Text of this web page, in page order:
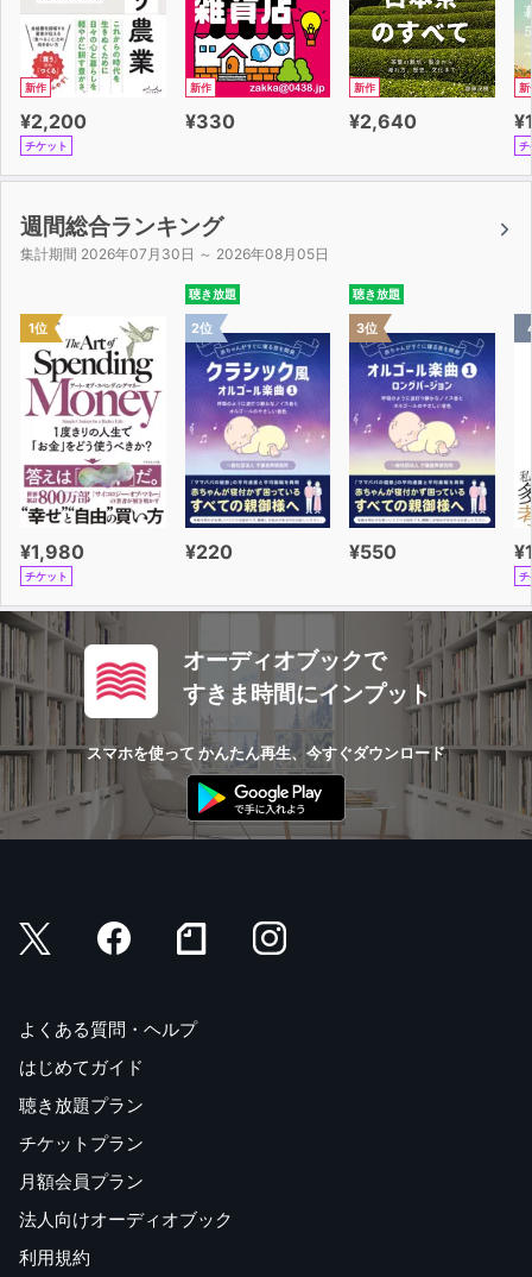
新作
¥2,200
チケット
新作
¥330
新作
¥2,640
新
チ
週間総合ランキング
集計期間 2026年07月30日 ～ 2026年08月05日
1位
¥1,980
チケット
聴き放題
2位
¥220
聴き放題
3位
¥550
チ
オーディオブックで
すきま時間にインプット
スマホを使って かんたん再生、今すぐダウンロード
よくある質問・ヘルプ
はじめてガイド
聴き放題プラン
チケットプラン
月額会員プラン
法人向けオーディオブック
利用規約